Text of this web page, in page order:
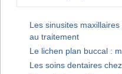
Les sinusites
au traitement
Le lichen plan buccal :
Les soins dentaires